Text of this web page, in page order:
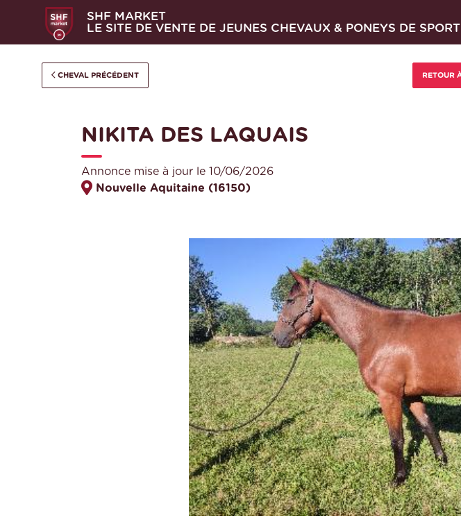
SHF MARKET
LE SITE DE VENTE DE JEUNES CHEVAUX & PONEYS DE SPORT
CHEVAL PRÉCÉDENT
NIKITA DES LAQUAIS
Annonce mise à jour le 10/06/2026
Nouvelle Aquitaine (16150)